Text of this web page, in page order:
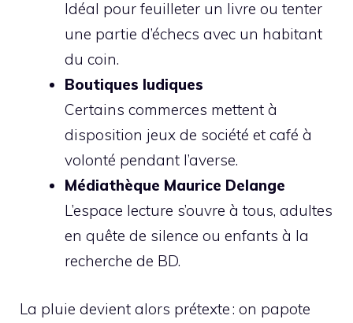
Idéal pour feuilleter un livre ou tenter
une partie d’échecs avec un habitant
du coin.
Boutiques ludiques
Certains commerces mettent à
disposition jeux de société et café à
volonté pendant l’averse.
Médiathèque Maurice Delange
L’espace lecture s’ouvre à tous, adultes
en quête de silence ou enfants à la
recherche de BD.
La pluie devient alors prétexte : on papote